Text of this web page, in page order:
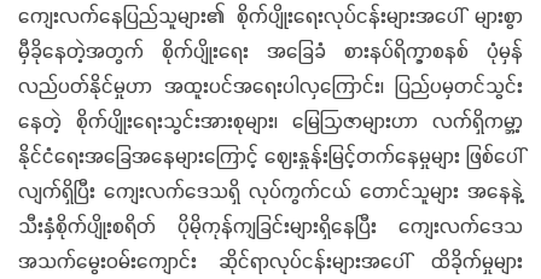
ကျေးလက်နေပြည်သူများ၏ စိုက်ပျိုးရေးလုပ်ငန်းများအပေါ် များစွာ
မှီခိုနေတဲ့အတွက် စိုက်ပျိုးရေး အခြေခံ စားနပ်ရိက္ခာစနစ် ပုံမှန်
လည်ပတ်နိုင်မှုဟာ အထူးပင်အရေးပါလှကြောင်း၊ ပြည်ပမှတင်သွင်း
နေတဲ့ စိုက်ပျိုးရေးသွင်းအားစုများ၊ မြေဩဇာများဟာ လက်ရှိကမ္ဘာ့
နိုင်ငံရေးအခြေအနေများကြောင့် ဈေးနှုန်းမြင့်တက်နေမှုများ ဖြစ်ပေါ်
လျက်ရှိပြီး ကျေးလက်ဒေသရှိ လုပ်ကွက်ငယ် တောင်သူများ အနေနဲ့
သီးနှံစိုက်ပျိုးစရိတ် ပိုမိုကုန်ကျခြင်းများရှိနေပြီး ကျေးလက်ဒေသ
အသက်မွေးဝမ်းကျောင်း ဆိုင်ရာလုပ်ငန်းများအပေါ် ထိခိုက်မှုများ